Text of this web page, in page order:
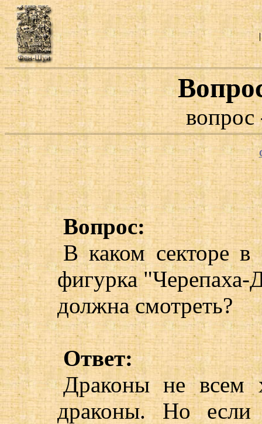
Вопрос:
В каком секторе в
фигурка "Черепаха-
должна смотреть?
Ответ:
Драконы не всем
драконы. Но